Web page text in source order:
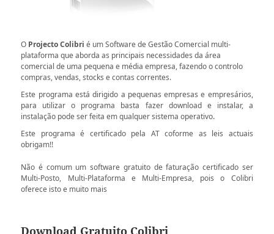
O Projecto Colibri é um Software de Gestão Comercial multi-
plataforma que aborda as principais necessidades da área
comercial de uma pequena e média empresa, fazendo o controlo
compras, vendas, stocks e contas correntes.
Este programa está dirigido a pequenas empresas e empresários,
para utilizar o programa basta fazer download e instalar, a
instalação pode ser feita em qualquer sistema operativo.
Este programa é certificado pela AT coforme as leis actuais
obrigam!!
Não é comum um software gratuito de faturação certificado ser
Multi-Posto, Multi-Plataforma e Multi-Empresa, pois o Colibri
oferece isto e muito mais